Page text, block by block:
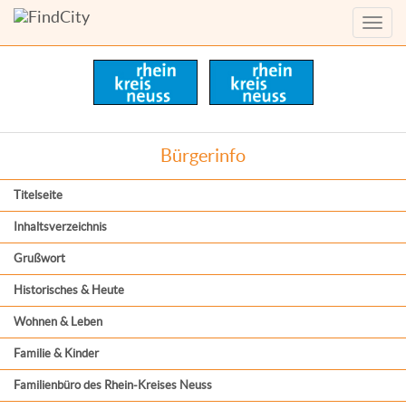
Menü
Bürgerinfo
Titelseite
Inhaltsverzeichnis
Grußwort
Historisches & Heute
Wohnen & Leben
Familie & Kinder
Familienbüro des Rhein-Kreises Neuss